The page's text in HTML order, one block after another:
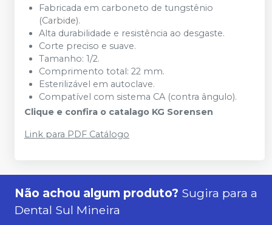
Fabricada em carboneto de tungstênio
(Carbide).
Alta durabilidade e resistência ao desgaste.
Corte preciso e suave.
Tamanho: 1/2.
Comprimento total: 22 mm.
Esterilizável em autoclave.
Compatível com sistema CA (contra ângulo).
Clique e confira o catalago KG Sorensen
Link para PDF Catálogo
Não achou algum produto? Sugira para a
Dental Sul Mineira